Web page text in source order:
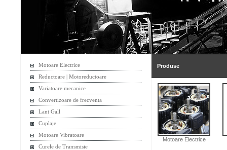
Motoare Electrice
Reductoare | Motoreductoare
Variatoare mecanice
Convertizoare de frecventa
Lant Gall
Cuplaje
Motoare Vibratoare
Curele de Transmisie
Produse
Motoare Electrice